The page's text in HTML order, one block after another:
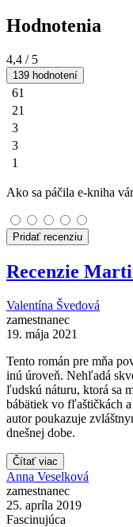
Hodnotenia
4,4 / 5
139 hodnotení
61
21
3
3
1
Ako sa páčila e-kniha
Pridať recenziu
Recenzie
Valentína Švedová
zamestnanec
19. mája 2021
Tento román pre mňa
inú úroveň. Nehľadá
ľudskú náturu, ktorá sa
bábätiek vo fľaštičkách
autor poukazuje
dnešnej dobe.
Čítať viac
Anna Veselková
zamestnanec
25. apríla 2019
Fascinujúca